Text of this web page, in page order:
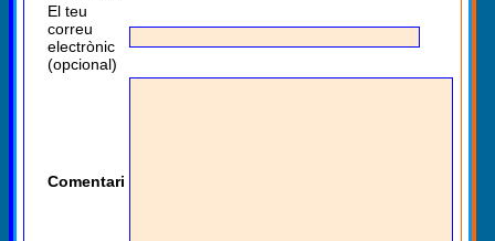
El teu
correu
electrònic
(opcional)
Comentari